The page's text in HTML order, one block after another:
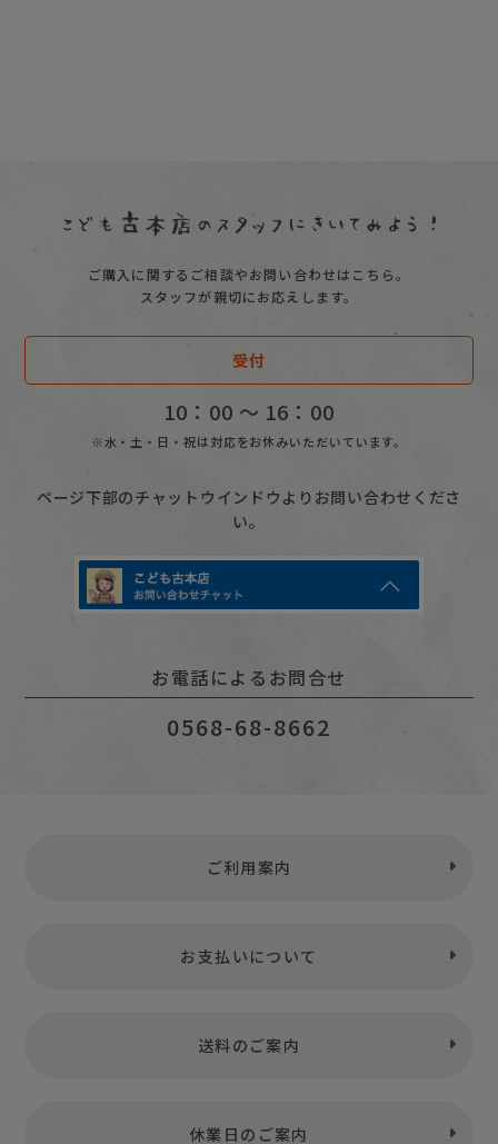
ご購入に関するご相談やお問い合わせはこちら。
スタッフが親切にお応えします。
受付
10：00 〜 16：00
※水・土・日・祝は対応をお休みいただいています。
ページ下部のチャットウインドウよりお問い合わせくださ
い。
お電話によるお問合せ
0568-68-8662
ご利用案内
お支払いについて
送料のご案内
休業日のご案内